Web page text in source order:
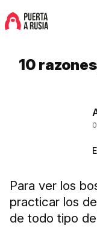
10
Para ver los
practicar los
de todo tipo